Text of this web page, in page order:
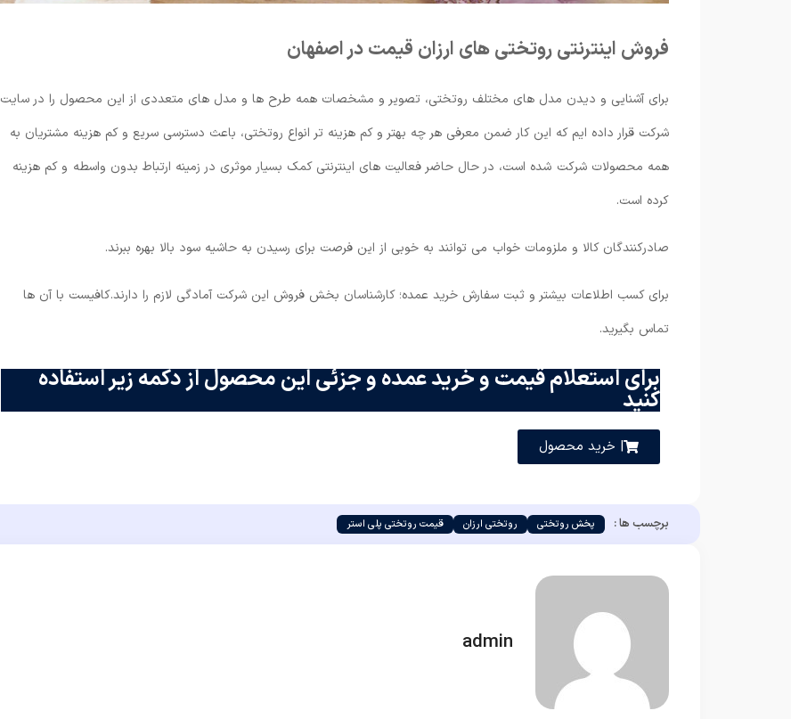
فروش اینترنتی روتختی های ارزان قیمت در اصفهان
برای آشنایی و دیدن مدل های مختلف روتختی، تصویر و مشخصات همه طرح ها و مدل های متعددی از این محصول را در سایت
شرکت قرار داده ایم که این کار ضمن معرفی هر چه بهتر و کم هزینه تر انواع روتختی، باعث دسترسی سریع و کم هزینه مشتریان به
همه محصولات شرکت شده است، در حال حاضر فعالیت های اینترنتی کمک بسیار موثری در زمینه ارتباط بدون واسطه و کم هزینه
کرده است.
صادرکنندگان کالا و ملزومات خواب می توانند به خوبی از این فرصت برای رسیدن به حاشیه سود بالا بهره ببرند.
برای کسب اطلاعات بیشتر و ثبت سفارش خرید عمده؛ کارشناسان بخش فروش این شرکت آمادگی لازم را دارند.کافیست با آن ها
تماس بگیرید.
برای استعلام قیمت و خرید عمده و جزئی این محصول از دکمه زیر استفاده
کنید
| خرید محصول
برچسب ها : پخش روتختی روتختی ارزان قیمت روتختی پلی استر
admin